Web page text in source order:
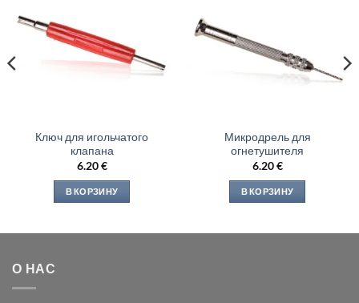
Ключ для игольчатого
клапана
6.20€
В КОРЗИНУ
Микродрель для
огнетушителя
6.20€
В КОРЗИНУ
О НАС